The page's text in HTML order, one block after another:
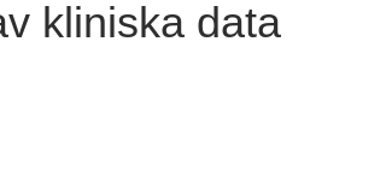
kliniska data